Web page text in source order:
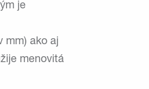
je
mm) ako aj
menovitá